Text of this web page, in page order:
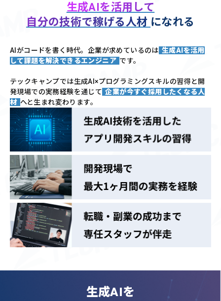
生成AIを活用して
自分の技術で稼げる人材 になれる
AIがコードを書く時代。企業が求めているのは 生成AIを活用
して課題を解決できるエンジニア です。
テックキャンプでは生成AI×プログラミングスキルの習得と開
発現場での実務経験を通じて 企業が今すぐ採用したくなる人
材 へと生まれ変わります。
生成AIを